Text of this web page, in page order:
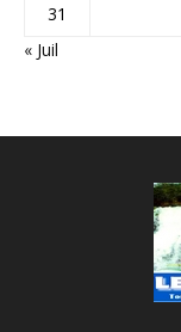
31
« Juil